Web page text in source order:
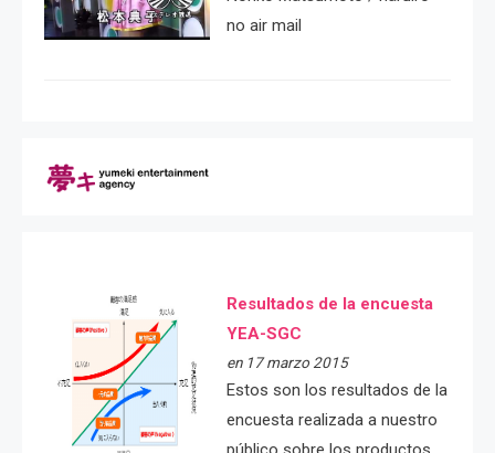
no air mail
Resultados de la encuesta
YEA-SGC
en 17 marzo 2015
Estos son los resultados de la
encuesta realizada a nuestro